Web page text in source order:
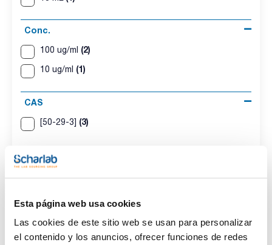
Esta página web usa cookies
Las cookies de este sitio web se usan para personalizar
el contenido y los anuncios, ofrecer funciones de redes
Conc.
100 ug/ml (2)
10 ug/ml (1)
CAS
[50-29-3] (3)
Conc. CAS